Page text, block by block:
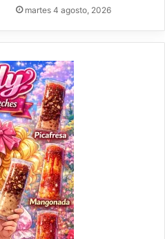
martes 4 agosto, 2026